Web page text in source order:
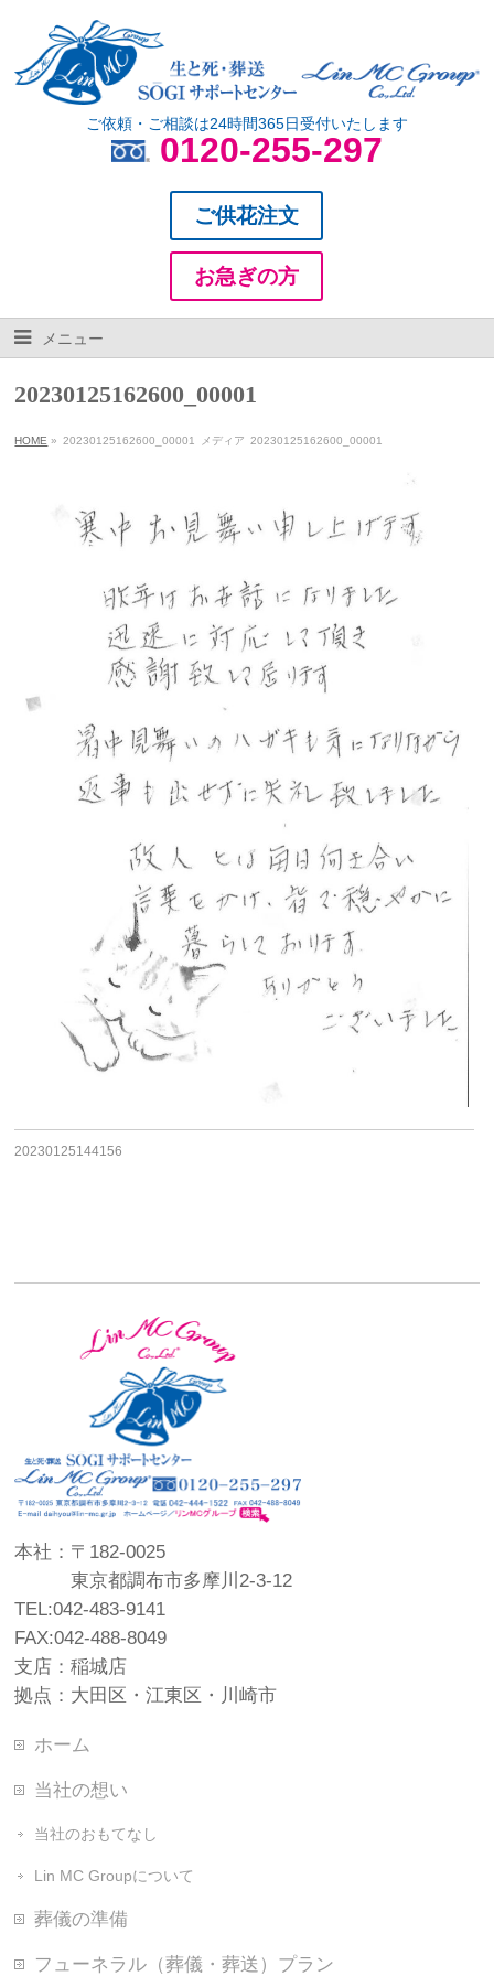
ご依頼・ご相談は24時間365日受付いたします
0120-255-297
ご供花注文
お急ぎの方
メニュー
20230125162600_00001
HOME » 20230125162600_00001 メディア 20230125162600_00001
20230125144156
本社：〒182-0025
東京都調布市多摩川2-3-12
TEL:042-483-9141
FAX:042-488-8049
支店：稲城店
拠点：大田区・江東区・川崎市
ホーム
当社の想い
当社のおもてなし
Lin MC Groupについて
葬儀の準備
フューネラル（葬儀・葬送）プラン